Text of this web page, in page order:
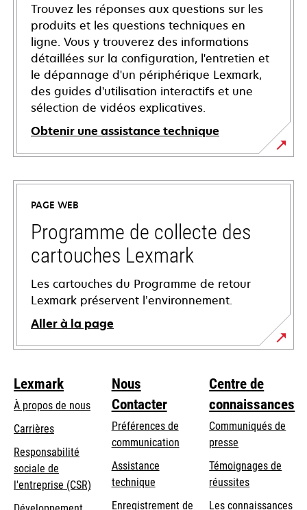
Trouvez les réponses aux questions sur les
produits et les questions techniques en
ligne. Vous y trouverez des informations
détaillées sur la configuration, l'entretien et
le dépannage d'un périphérique Lexmark,
des guides d'utilisation interactifs et une
sélection de vidéos explicatives.
Obtenir une assistance technique
s’ouvre
dans
nouvel
onglet
PAGE WEB
Programme de collecte des
cartouches Lexmark
Les cartouches du Programme de retour
Lexmark préservent l’environnement.
Aller à la page
Lexmark
À propos de nous
Carrières
s’ouvre
dans
un
nouvel
Responsabilité
sociale de
l'entreprise (CSR) s’ouvre
Nous
Contacter
Préférences de
communication
s’ouvre
dans
un
Assistance
techniques’ouvre
Enregistrement de
Centre de
connaissances
Communiqués de
presse
Témoignages de
réussites
Les connaissances